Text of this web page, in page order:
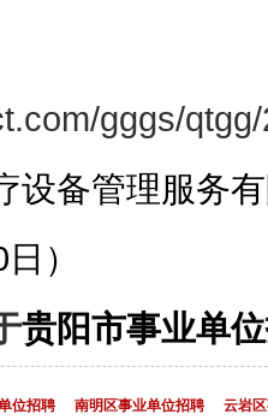
gggs/
设备管理服务
）
贵阳市事业单
位招聘 南明区事业单位招聘 云岩